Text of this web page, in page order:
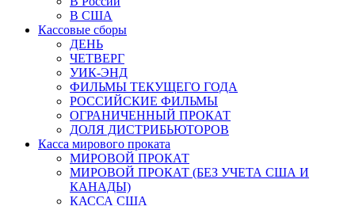
В США
Кассовые сборы
ДЕНЬ
ЧЕТВЕРГ
УИК-ЭНД
ФИЛЬМЫ ТЕКУЩЕГО ГОДА
РОССИЙСКИЕ ФИЛЬМЫ
ОГРАНИЧЕННЫЙ ПРОКАТ
ДОЛЯ ДИСТРИБЬЮТОРОВ
Касса мирового проката
МИРОВОЙ ПРОКАТ
МИРОВОЙ ПРОКАТ (БЕЗ УЧЕТА США И
КАНАДЫ)
КАССА США